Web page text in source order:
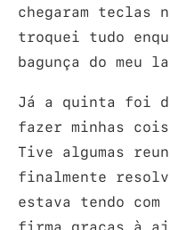
chegaram teclas
troquei tudo
bagunça do meu
Já a quinta foi
fazer minhas
Tive algumas
finalmente
estava tendo